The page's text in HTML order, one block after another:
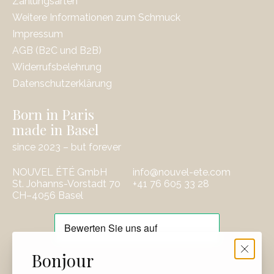
Weitere Informationen zum Schmuck
Impressum
AGB (B2C und B2B)
Widerrufsbelehrung
Datenschutzerklärung
Born in Paris
made in Basel
since 2023 – but forever
NOUVEL ÉTÉ GmbH
St. Johanns-Vorstadt 70
CH–4056 Basel
info@nouvel-ete.com
‭+41 76 605 33 28
Bonjour